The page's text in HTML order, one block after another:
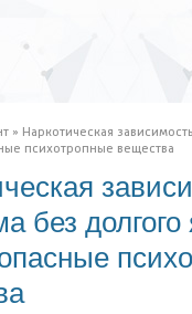
» Наркотическая
психотропные вещества
без